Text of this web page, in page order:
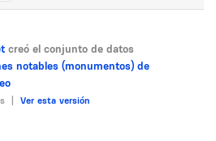
creó el conjunto de datos
notables (monumentos) de
| Ver esta versión